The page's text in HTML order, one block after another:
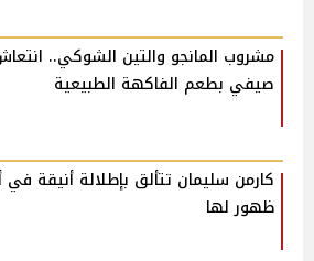
مشروب المانجو والتين الشوكي..
صيفي بطعم الفاكهة الطبيعية
كارمن سليمان تتألق بإطلالة أنيقة
ظهور لها